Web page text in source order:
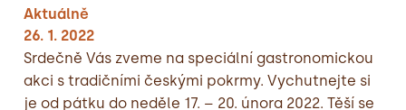
Aktuálně
26. 1. 2022
Srdečně Vás zveme na speciální gastronomickou
akci s tradičními českými pokrmy. Vychutnejte si
je od pátku do neděle 17. – 20. února 2022. Těší se